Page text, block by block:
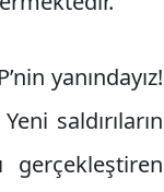
yanındayız!
saldırıların
gerçekleştiren